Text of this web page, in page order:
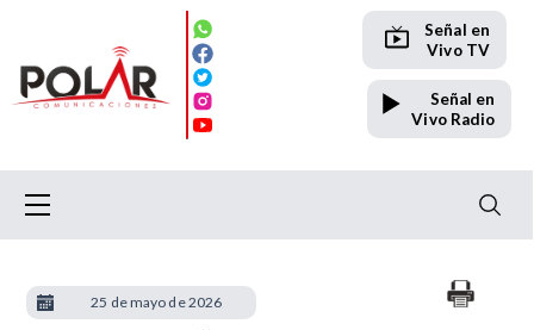
Señal en
Vivo TV
Señal en
Vivo Radio
25 de mayo de 2026